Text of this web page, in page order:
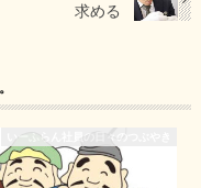
求める
いーふらん社員の日々のつぶやき